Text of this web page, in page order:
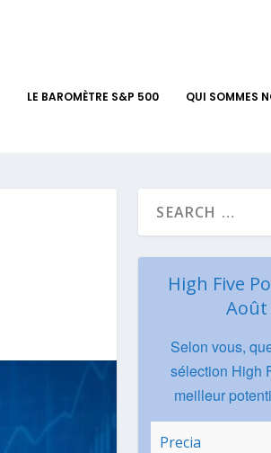
LE BAROMÈTRE S&P 500 QUI SOMMES
High Five
Août
Selon vous,
sélection High
meilleur
Precia